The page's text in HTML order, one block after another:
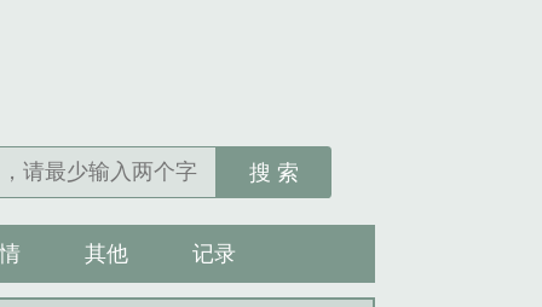
搜 索
其他 记录